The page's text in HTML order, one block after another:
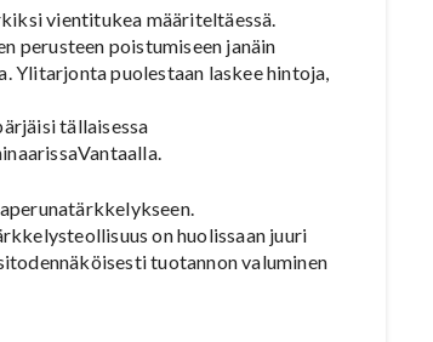
vientitukea määriteltäessä.
perusteen poistumiseen janäin
Ylitarjonta puolestaan laskee hintoja,
tällaisessa
on huolissaan juuri
tuotannon valuminen